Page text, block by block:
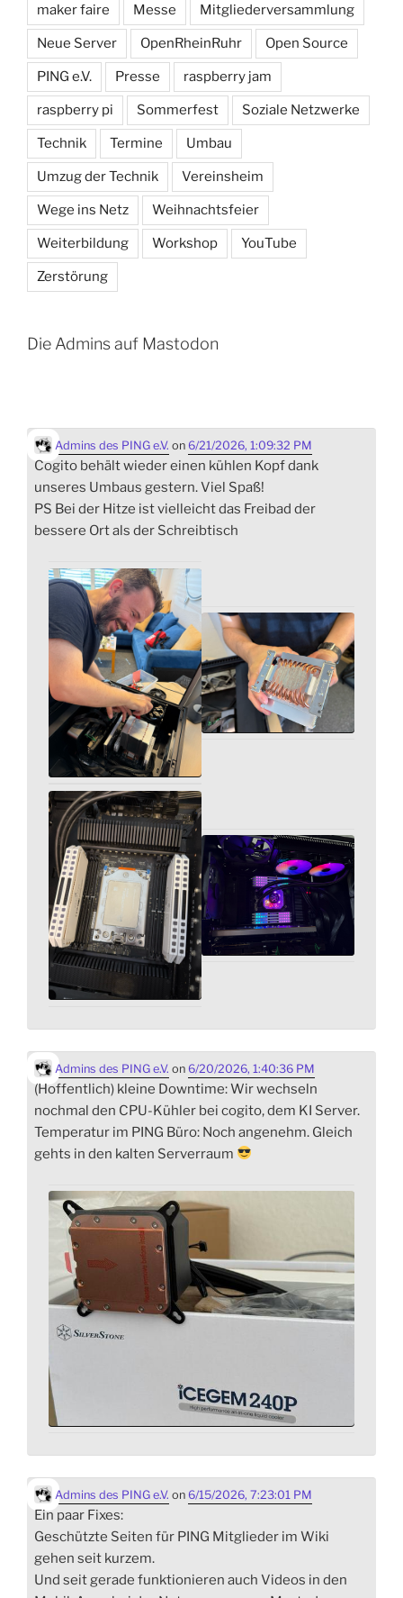
maker faire Messe Mitgliederversammlung
Neue Server OpenRheinRuhr Open Source
PING e.V. Presse raspberry jam
raspberry pi Sommerfest Soziale Netzwerke
Technik Termine Umbau
Umzug der Technik Vereinsheim
Wege ins Netz Weihnachtsfeier
Weiterbildung Workshop YouTube
Zerstörung
Die Admins auf Mastodon
Admins des PING e.V. on 6/21/2026, 1:09:32 PM
Cogito behält wieder einen kühlen Kopf dank
unseres Umbaus gestern. Viel Spaß!
PS Bei der Hitze ist vielleicht das Freibad der
bessere Ort als der Schreibtisch
Admins des PING e.V. on 6/20/2026, 1:40:36 PM
(Hoffentlich) kleine Downtime: Wir wechseln
nochmal den CPU-Kühler bei cogito, dem KI Server.
Temperatur im PING Büro: Noch angenehm. Gleich
gehts in den kalten Serverraum
Admins des PING e.V. on 6/15/2026, 7:23:01 PM
Ein paar Fixes:
Geschützte Seiten für PING Mitglieder im Wiki
gehen seit kurzem.
Und seit gerade funktionieren auch Videos in den